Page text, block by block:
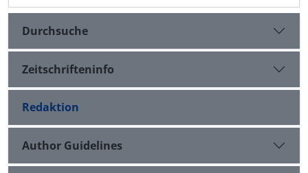
Durchsuche
Zeitschrifteninfo
Redaktion
Author Guidelines